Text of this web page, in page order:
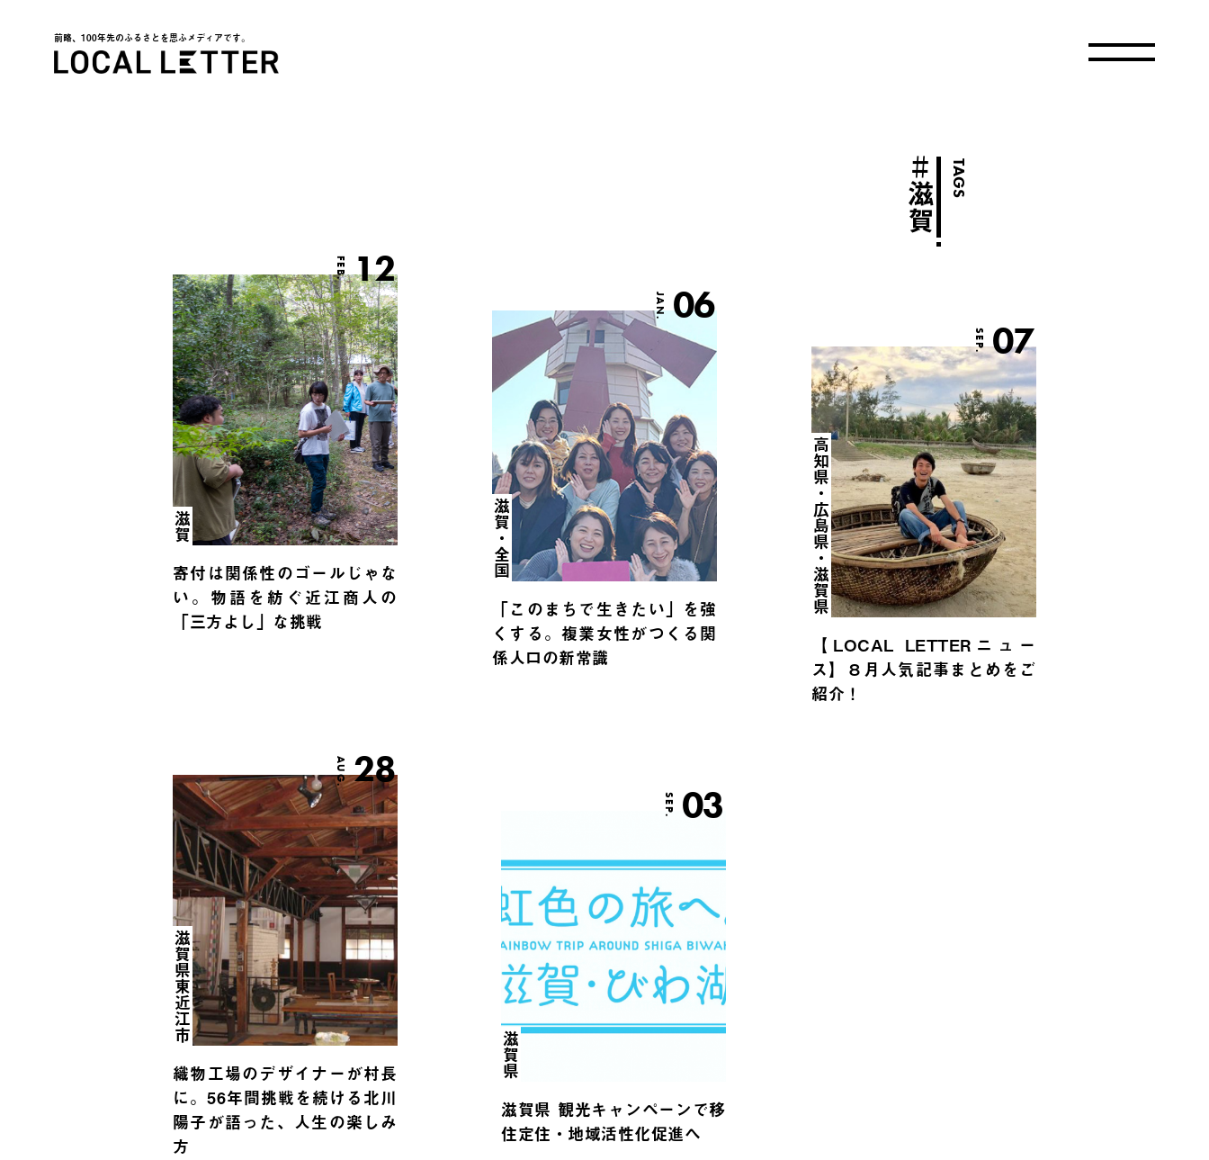
前略、100年先のふるさとを思ふメディアです。
TAGS
＃
滋賀
FEB. 12
滋賀
寄付は関係性のゴールじゃな
い。物語を紡ぐ近江商人の
「三方よし」な挑戦
JAN.06
滋賀・全国
「このまちで生きたい」を強
くする。複業女性がつくる関
係人口の新常識
SEP. 07
高知県・広島県・滋賀県
【LOCAL LETTERニュー
ス】８月人気記事まとめをご
紹介！
AUG.28
滋賀県東近江市
織物工場のデザイナーが村長
に。56年間挑戦を続ける北川
陽子が語った、人生の楽しみ
方
SEP. 03
滋賀県
滋賀県 観光キャンペーンで移
住定住・地域活性化促進へ